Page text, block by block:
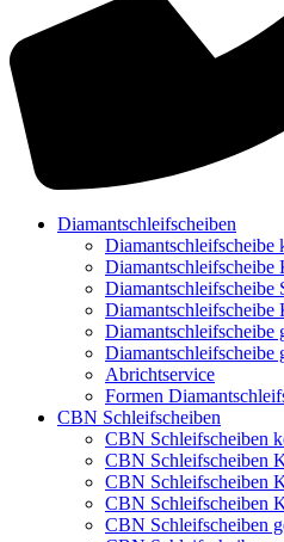
Diamantschleifscheiben
Diamantschleifscheibe
Diamantschleifscheibe
Diamantschleifscheibe
Diamantschleifscheibe
Diamantschleifscheibe
Abrichtservice
Formen
CBN Schleifscheiben
CBN Schleifscheiben
CBN Schleifscheiben
CBN Schleifscheiben
CBN Schleifscheiben
CBN Schleifscheiben